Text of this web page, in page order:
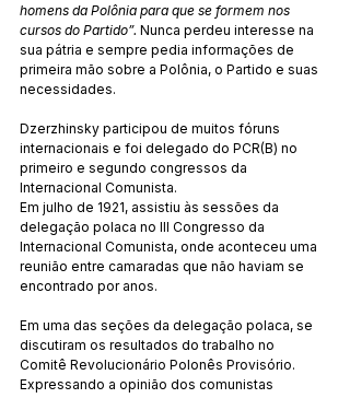
homens da Polônia para que se formem nos
cursos do Partido”. Nunca perdeu interesse na
sua pátria e sempre pedia informações de
primeira mão sobre a Polônia, o Partido e suas
necessidades.
Dzerzhinsky participou de muitos fóruns
internacionais e foi delegado do PCR(B) no
primeiro e segundo congressos da
Internacional Comunista.
Em julho de 1921, assistiu às sessões da
delegação polaca no III Congresso da
Internacional Comunista, onde aconteceu uma
reunião entre camaradas que não haviam se
encontrado por anos.
Em uma das seções da delegação polaca, se
discutiram os resultados do trabalho no
Comitê Revolucionário Polonês Provisório.
Expressando a opinião dos comunistas